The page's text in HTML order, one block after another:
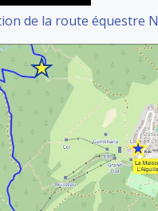
de la route équestre